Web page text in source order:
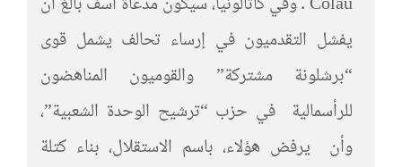
يفشل التقدميون في إرساء تحالف يشمل قوى
“برشلونة مشتركة” والقوميون المناهضون
للرأسمالية في حزب “ترشيح الوحدة الشعبية”،
وأن يرفض هؤلاء، باسم الاستقلال، بناء كتلة